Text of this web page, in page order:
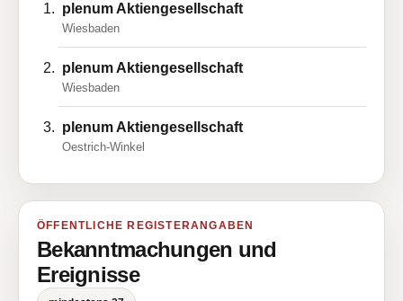
plenum AktiengeselIschaft
Wiesbaden
plenum Aktiengesellschaft
Wiesbaden
plenum Aktiengesellschaft
Oestrich-Winkel
ÖFFENTLICHE REGISTERANGABEN
Bekanntmachungen und
Ereignisse